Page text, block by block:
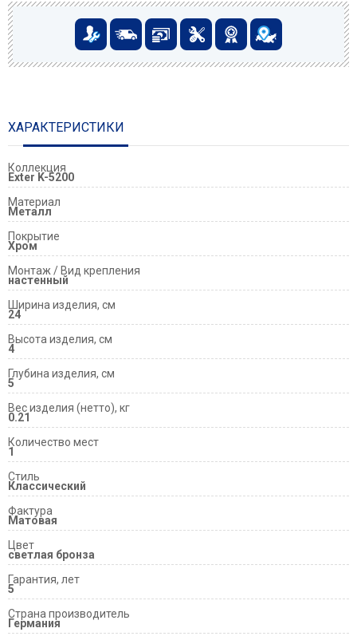
ХАРАКТЕРИСТИКИ
Коллекция
Exter K-5200
Материал
Металл
Покрытие
Хром
Монтаж / Вид крепления
настенный
Ширина изделия, см
24
Высота изделия, см
4
Глубина изделия, см
5
Вес изделия (нетто), кг
0.21
Количество мест
1
Стиль
Классический
Фактура
Матовая
Цвет
светлая бронза
Гарантия, лет
5
Страна производитель
Германия